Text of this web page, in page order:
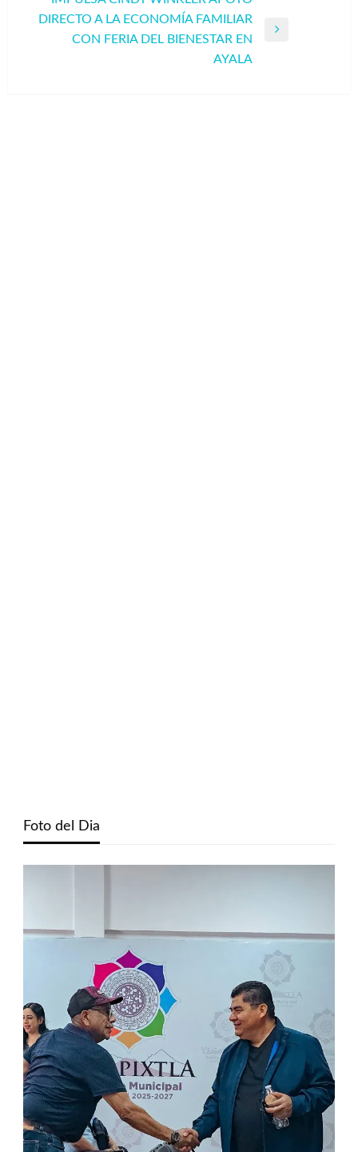
Entrada
DIRECTO A LA ECONOMÍA FAMILIAR
CON FERIA DEL BIENESTAR EN
AYALA
Foto del Dia